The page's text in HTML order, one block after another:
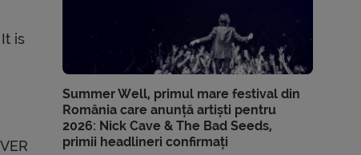
is
Summer Well, primul mare festival din
România care anunță artiști pentru
2026: Nick Cave & The Bad Seeds,
primii headlineri confirmați